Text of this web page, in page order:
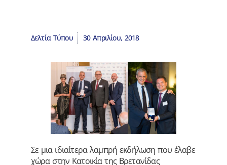
Δελτία Τύπου 30 Απριλίου, 2018
Σε μια ιδιαίτερα λαμπρή εκδήλωση που έλαβε
χώρα στην Κατοικία της Βρετανίδας